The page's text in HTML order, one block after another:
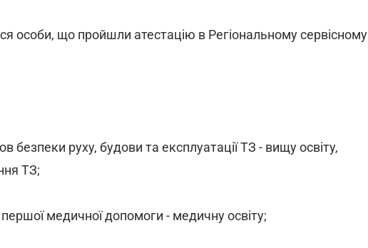
особи, що пройшли атестацію в Регіональному сервісному
безпеки руху, будови та експлуатації ТЗ - вищу освіту,
ТЗ;
медичної допомоги - медичну освіту;